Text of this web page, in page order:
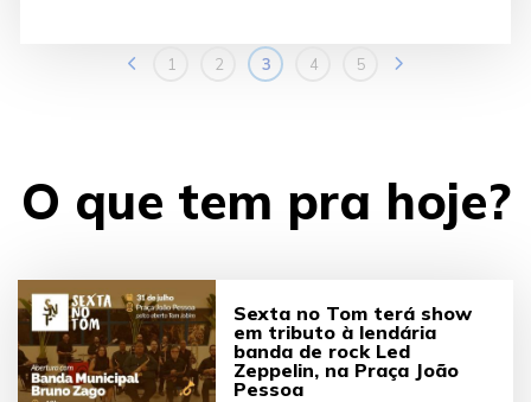
1 2 3 4 5
O que tem pra hoje?
Sexta no Tom terá show
em tributo à lendária
banda de rock Led
Zeppelin, na Praça João
Pessoa